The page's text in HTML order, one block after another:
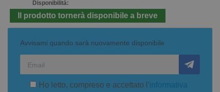
Disponibilità:
Il prodotto tornerà disponibile a breve
Avvisami quando sarà nuovamente disponibile
Ho letto, compreso e accettato l'informativa